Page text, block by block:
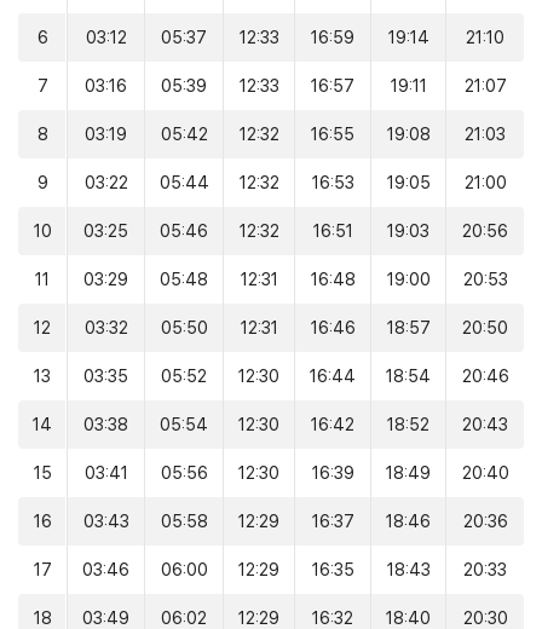
6 03:12 05:37 12:33 16:59 19:14 21:10
7 03:16 05:39 12:33 16:57 19:11 21:07
8 03:19 05:42 12:32 16:55 19:08 21:03
9 03:22 05:44 12:32 16:53 19:05 21:00
10 03:25 05:46 12:32 16:51 19:03 20:56
11 03:29 05:48 12:31 16:48 19:00 20:53
12 03:32 05:50 12:31 16:46 18:57 20:50
13 03:35 05:52 12:30 16:44 18:54 20:46
14 03:38 05:54 12:30 16:42 18:52 20:43
15 03:41 05:56 12:30 16:39 18:49 20:40
16 03:43 05:58 12:29 16:37 18:46 20:36
17 03:46 06:00 12:29 16:35 18:43 20:33
18 03:49 06:02 12:29 16:32 18:40 20:30